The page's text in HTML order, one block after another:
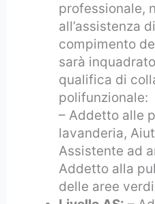
professionale,
all’assistenza
compimento
sarà
qualifica di
polifunzionale:
– Addetto alle
lavanderia,
Assistente ad
Addetto alla
delle aree